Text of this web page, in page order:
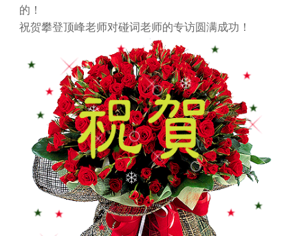
的！
祝贺攀登顶峰老师对碰词老师的专访圆满成功！